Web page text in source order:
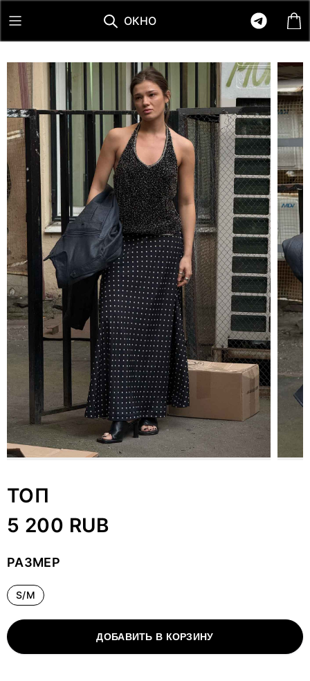
ОКНО
ТОП
5 200 RUB
РАЗМЕР
S/M
ДОБАВИТЬ В КОРЗИНУ